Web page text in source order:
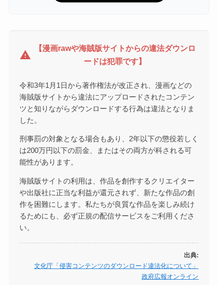
warning
【漫画rawや海賊版サイトからの違法ダウンロ
ードは犯罪です】
令和3年1月1日から著作権法が改正され、漫画などの
海賊版サイトから違法にアップロードされたコンテン
ツと知りながらダウンロードする行為は違法となりま
した。
刑事罰の対象となる場合もあり、2年以下の懲役若しく
は200万円以下の罰金、またはその両方が科される可
能性があります。
海賊版サイトの利用は、作品を創作するクリエイター
や出版社に正当な利益が還元されず、新たな作品の創
作を困難にします。私たちが良質な作品を楽しみ続け
るためにも、必ず正規の配信サービスをご利用くださ
い。
出典:
文化庁「侵害コンテンツのダウンロード違法化について」
政府広報オンライン